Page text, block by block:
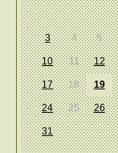
3 4 5
10 11 12
17 18 19
24 25 26
31